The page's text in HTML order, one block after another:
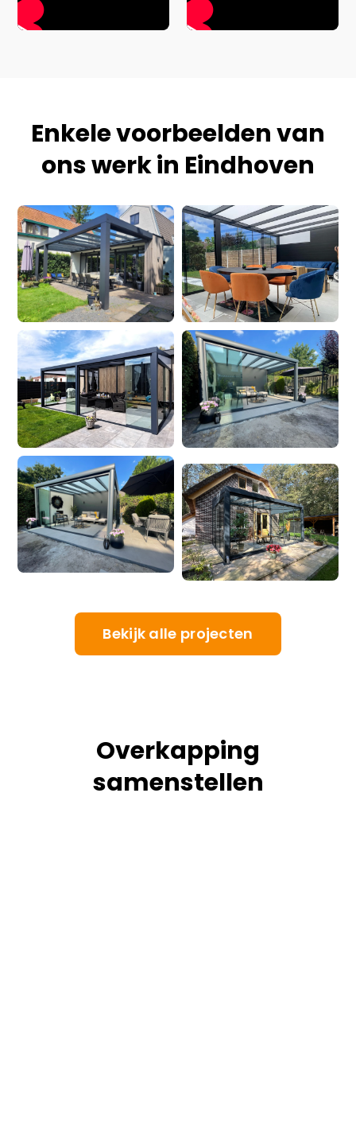
Enkele voorbeelden van
ons werk in Eindhoven
Bekijk alle projecten
Overkapping
samenstellen